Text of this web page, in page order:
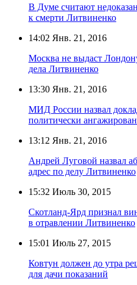
В Думе считают
к смерти Литвиненко
14:02 Янв. 21, 2016
Москва не выдаст
дела Литвиненко
13:30 Янв. 21, 2016
МИД России назвал
политически
13:12 Янв. 21, 2016
Андрей Луговой назвал
адрес по делу Литвиненко
15:32 Июль 30, 2015
Скотланд-Ярд признал
в отравлении Литвиненко
15:01 Июль 27, 2015
Ковтун должен до утра
для дачи показаний